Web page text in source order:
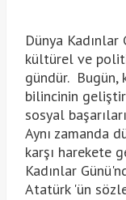
Dünya Kadınlar
kültürel ve
gündür. Bugün,
bilincinin
sosyal
Aynı zamanda
karşı harekete
Kadınlar
Atatürk 'ün